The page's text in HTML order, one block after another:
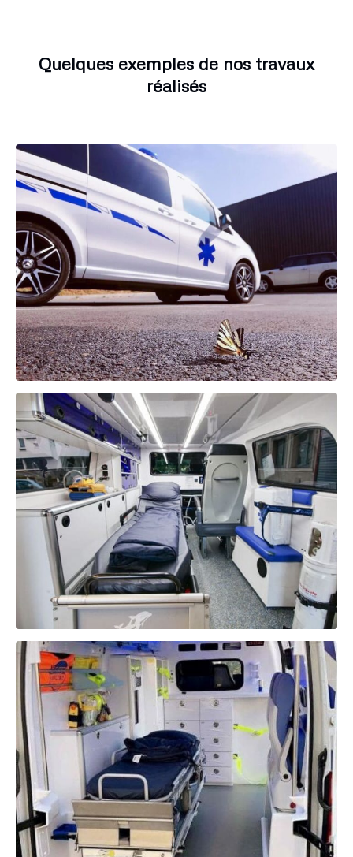
Quelques exemples de nos travaux
réalisés